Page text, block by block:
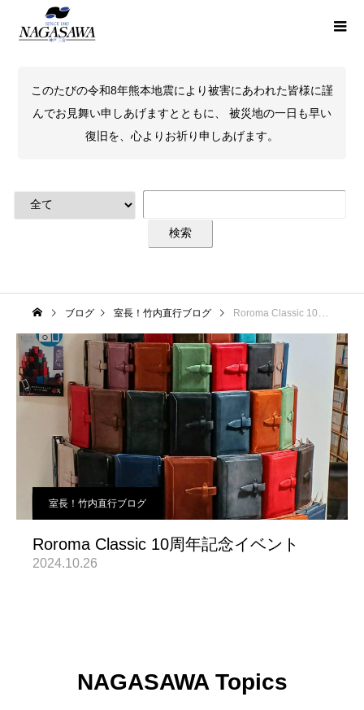
このたびの令和8年熊本地震により被害にあわれた皆様に謹
んでお見舞い申しあげますとともに、 被災地の一日も早い
復旧を、心よりお祈り申しあげます。
ブログ 室長！竹内直行ブログ Roroma Classic 10周年記念イベント
室長！竹内直行ブログ
Roroma Classic 10周年記念イベント
2024.10.26
NAGASAWA Topics